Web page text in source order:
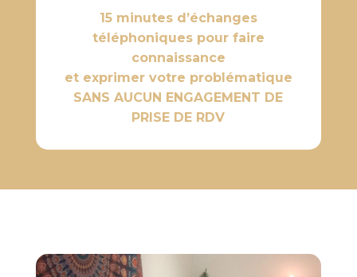
15 minutes d’échanges
téléphoniques pour faire
connaissance
et exprimer votre problématique
SANS AUCUN ENGAGEMENT DE
PRISE DE RDV